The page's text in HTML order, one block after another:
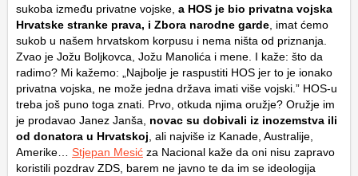
sukoba između privatne vojske, a HOS je bio privatna vojska
Hrvatske stranke prava, i Zbora narodne garde , imat ćemo
sukob u našem hrvatskom korpusu i nema ništa od priznanja.
Zvao je Jožu Boljkovca, Jožu Manolića i mene. I kaže: što da
radimo? Mi kažemo: „Najbolje je raspustiti HOS jer to je ionako
privatna vojska, ne može jedna država imati više vojski.” HOS-u
treba još puno toga znati. Prvo, otkuda njima oružje? Oružje im
je prodavao Janez Janša,
novac su dobivali iz inozemstva ili
od donatora u Hrvatskoj , ali najviše iz Kanade, Australije,
Amerike… Stjepan Mesić za Nacional kaže da oni nisu zapravo
koristili pozdrav ZDS, barem ne javno te da im se ideologija